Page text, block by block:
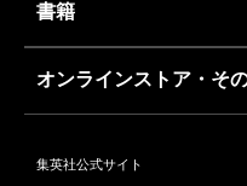
書籍
オンラインストア・そ
集英社公式サイト